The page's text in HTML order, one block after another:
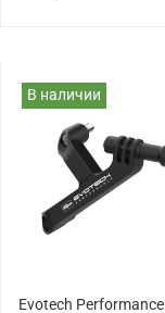
В наличии
Evotech Performance